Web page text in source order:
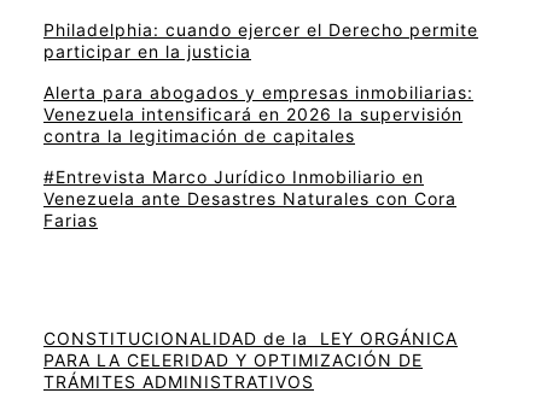
Philadelphia: cuando ejercer el Derecho permite
participar en la justicia
Alerta para abogados y empresas inmobiliarias:
Venezuela intensificará en 2026 la supervisión
contra la legitimación de capitales
#Entrevista Marco Jurídico Inmobiliario en
Venezuela ante Desastres Naturales con Cora
Farias
CONSTITUCIONALIDAD de la LEY ORGÁNICA
PARA LA CELERIDAD Y OPTIMIZACIÓN DE
TRÁMITES ADMINISTRATIVOS